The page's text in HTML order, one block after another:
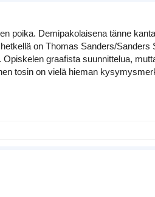
poika. Demipakolaisena tänne
on Thomas Sanders/
graafista suunnittelua,
tosin on vielä hieman